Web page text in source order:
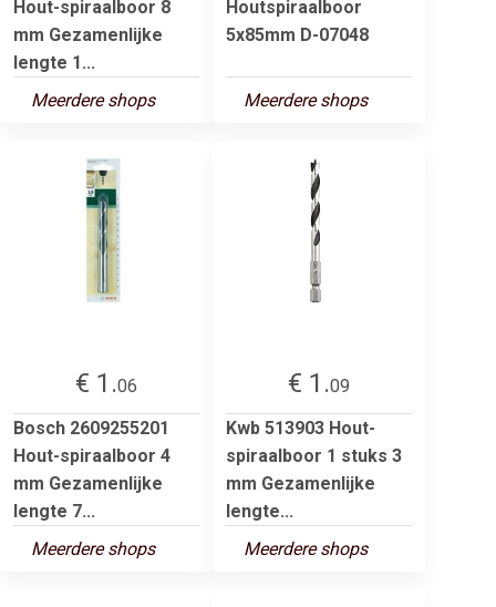
Hout-spiraalboor 8
mm Gezamenlijke
lengte 1...
Meerdere shops
Houtspiraalboor
5x85mm D-07048
Meerdere shops
€ 1.06
Bosch 2609255201
Hout-spiraalboor 4
mm Gezamenlijke
lengte 7...
Meerdere shops
€ 1.09
Kwb 513903 Hout-
spiraalboor 1 stuks 3
mm Gezamenlijke
lengte...
Meerdere shops